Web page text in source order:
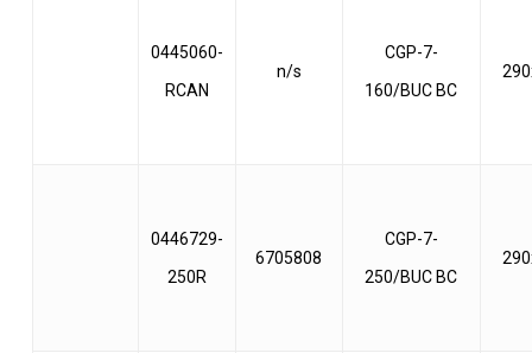
0445060-
RCAN
n/s
CGP-7-
160/BUC BC
0446729-
250R
6705808
CGP-7-
250/BUC BC